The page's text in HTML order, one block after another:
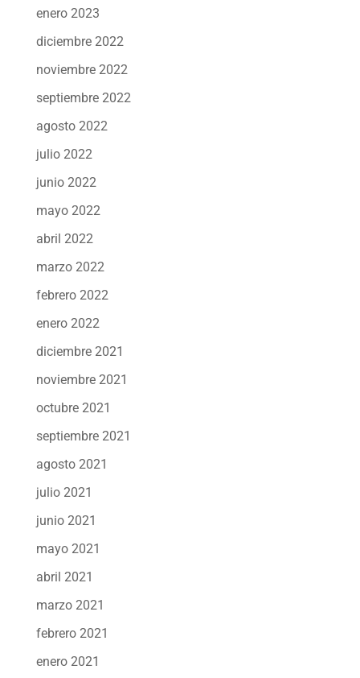
enero 2023
diciembre 2022
noviembre 2022
septiembre 2022
agosto 2022
julio 2022
junio 2022
mayo 2022
abril 2022
marzo 2022
febrero 2022
enero 2022
diciembre 2021
noviembre 2021
octubre 2021
septiembre 2021
agosto 2021
julio 2021
junio 2021
mayo 2021
abril 2021
marzo 2021
febrero 2021
enero 2021